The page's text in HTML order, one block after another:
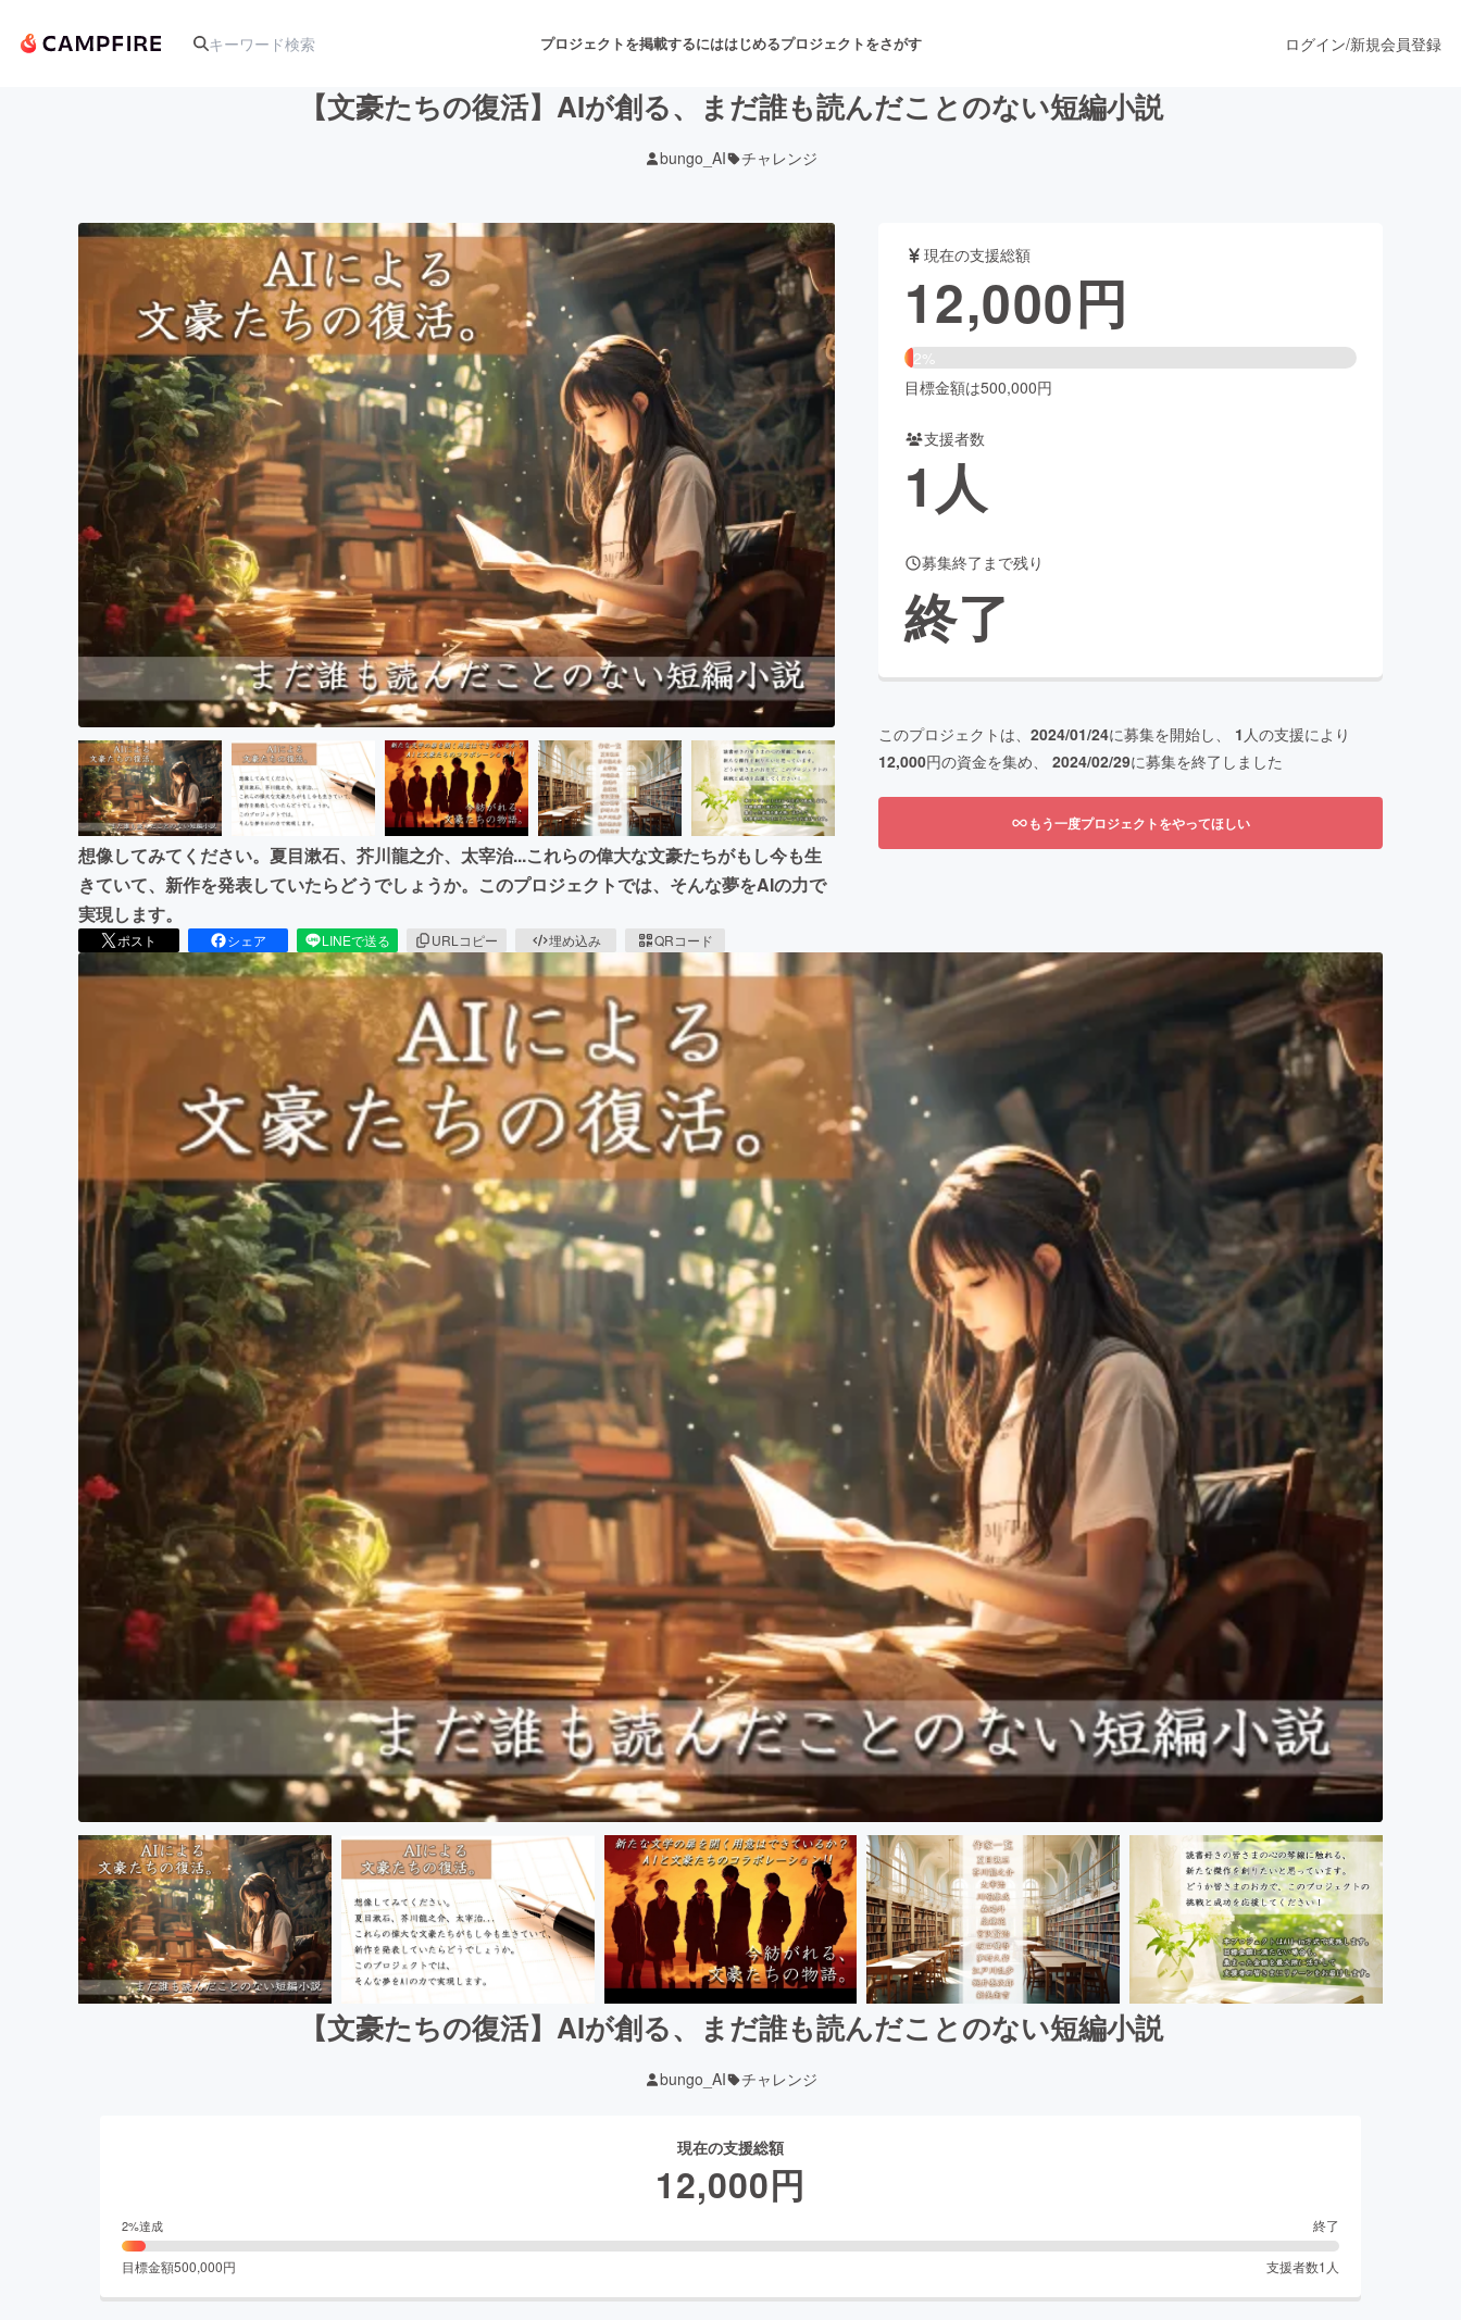
プロジェクトを掲載するにははじめるプロジェクトをさがす
アート・写真 音楽 舞台・パフォーマンス
テクノロジー・ガジェット ゲーム・サービス開発 フード・飲食店 ファッション
映像・映画 書籍・雑誌出版 アニメ・漫画
ビジネス・起業 チャレンジ ビューティー・ヘルスケア
まちづくり・地域活性化
CAMPFIRE for Social GoodCAMPFIRE Creation
CAMPFIREふるさと納税
machi-ya コミュニティ
ログイン/新規会員登録
【文豪たちの復活】AIが創る、まだ誰も読んだことのない短編小説
bungo_AI チャレンジ
想像してみてください。夏目漱石、芥川龍之介、太宰治...これらの偉大な文豪たちがもし今も生
きていて、新作を発表していたらどうでしょうか。このプロジェクトでは、そんな夢をAIの力で
実現します。
ポスト シェア LINEで送る URLコピー 埋め込み QRコード
現在の支援総額
12,000円
2%
目標金額は500,000円
支援者数
1人
募集終了まで残り
終了
このプロジェクトは、 2024/01/24に募集を開始し、 1 人の支援により
12,000円の資金を集め、 2024/02/29に募集を終了しました
もう一度プロジェクトをやってほしい
【文豪たちの復活】AIが創る、まだ誰も読んだことのない短編小説
bungo_AI チャレンジ
現在の支援総額
12,000円
2%達成 終了
目標金額500,000円 支援者数1 人